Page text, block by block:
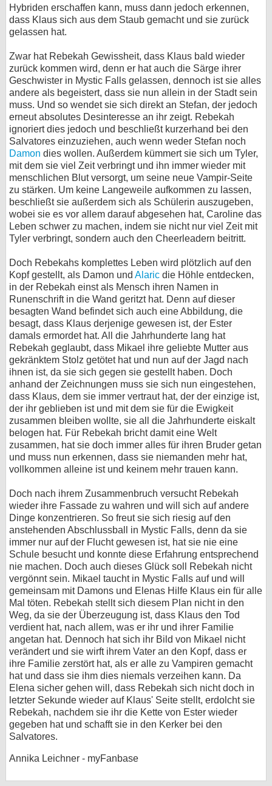
Hybriden erschaffen kann, muss dann jedoch erkennen,
dass Klaus sich aus dem Staub gemacht und sie zurück
gelassen hat.
Zwar hat Rebekah Gewissheit, dass Klaus bald wieder
zurück kommen wird, denn er hat auch die Särge ihrer
Geschwister in Mystic Falls gelassen, dennoch ist sie alles
andere als begeistert, dass sie nun allein in der Stadt sein
muss. Und so wendet sie sich direkt an Stefan, der jedoch
erneut absolutes Desinteresse an ihr zeigt. Rebekah
ignoriert dies jedoch und beschließt kurzerhand bei den
Salvatores einzuziehen, auch wenn weder Stefan noch
Damon dies wollen. Außerdem kümmert sie sich um Tyler,
mit dem sie viel Zeit verbringt und ihn immer wieder mit
menschlichen Blut versorgt, um seine neue Vampir-Seite
zu stärken. Um keine Langeweile aufkommen zu lassen,
beschließt sie außerdem sich als Schülerin auszugeben,
wobei sie es vor allem darauf abgesehen hat, Caroline das
Leben schwer zu machen, indem sie nicht nur viel Zeit mit
Tyler verbringt, sondern auch den Cheerleadern beitritt.
Doch Rebekahs komplettes Leben wird plötzlich auf den
Kopf gestellt, als Damon und Alaric die Höhle entdecken,
in der Rebekah einst als Mensch ihren Namen in
Runenschrift in die Wand geritzt hat. Denn auf dieser
besagten Wand befindet sich auch eine Abbildung, die
besagt, dass Klaus derjenige gewesen ist, der Ester
damals ermordet hat. All die Jahrhunderte lang hat
Rebekah geglaubt, dass Mikael ihre geliebte Mutter aus
gekränktem Stolz getötet hat und nun auf der Jagd nach
ihnen ist, da sie sich gegen sie gestellt haben. Doch
anhand der Zeichnungen muss sie sich nun eingestehen,
dass Klaus, dem sie immer vertraut hat, der der einzige ist,
der ihr geblieben ist und mit dem sie für die Ewigkeit
zusammen bleiben wollte, sie all die Jahrhunderte eiskalt
belogen hat. Für Rebekah bricht damit eine Welt
zusammen, hat sie doch immer alles für ihren Bruder getan
und muss nun erkennen, dass sie niemanden mehr hat,
vollkommen alleine ist und keinem mehr trauen kann.
Doch nach ihrem Zusammenbruch versucht Rebekah
wieder ihre Fassade zu wahren und will sich auf andere
Dinge konzentrieren. So freut sie sich riesig auf den
anstehenden Abschlussball in Mystic Falls, denn da sie
immer nur auf der Flucht gewesen ist, hat sie nie eine
Schule besucht und konnte diese Erfahrung entsprechend
nie machen. Doch auch dieses Glück soll Rebekah nicht
vergönnt sein. Mikael taucht in Mystic Falls auf und will
gemeinsam mit Damons und Elenas Hilfe Klaus ein für alle
Mal töten. Rebekah stellt sich diesem Plan nicht in den
Weg, da sie der Überzeugung ist, dass Klaus den Tod
verdient hat, nach allem, was er ihr und ihrer Familie
angetan hat. Dennoch hat sich ihr Bild von Mikael nicht
verändert und sie wirft ihrem Vater an den Kopf, dass er
ihre Familie zerstört hat, als er alle zu Vampiren gemacht
hat und dass sie ihm dies niemals verzeihen kann. Da
Elena sicher gehen will, dass Rebekah sich nicht doch in
letzter Sekunde wieder auf Klaus' Seite stellt, erdolcht sie
Rebekah, nachdem sie ihr die Kette von Ester wieder
gegeben hat und schafft sie in den Kerker bei den
Salvatores.
Annika Leichner - myFanbase